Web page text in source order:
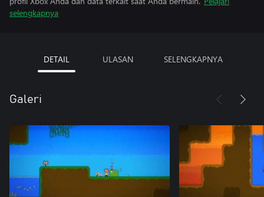
selengkapnya
DETAIL ULASAN SELENGKAPNYA
Galeri